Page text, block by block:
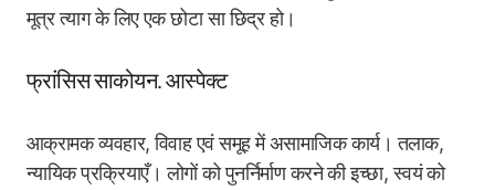
मूत्र त्याग के लिए एक छोटा सा छिद्र हो।
फ्रांसिस साकोयन. आस्पेक्ट
आक्रामक व्यवहार, विवाह एवं समूह में असामाजिक कार्य। तलाक,
न्यायिक प्रक्रियाएँ। लोगों को पुनर्निर्माण करने की इच्छा, स्वयं को